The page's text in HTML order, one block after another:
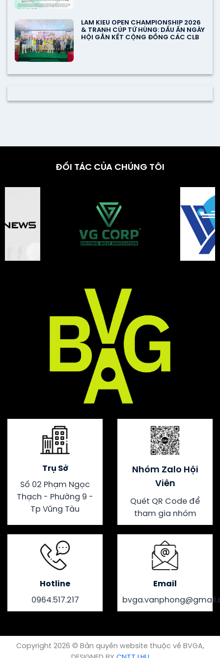
LAM KIEU OPEN CHAMPIONSHIP 2026
& TRANH CÚP TỨ HÙNG: DẤU ẤN NGÀY
HỘI GẮN KẾT CỘNG ĐỒNG CÁC CLB
ĐỐI TÁC CỦA CHÚNG TÔI
Trụ Sở
Số 02 Phạm Ngọc
Thạch - Phường 9 -
Tp Vũng Tàu
Nhóm Zalo Hội
Viên
Quét QR Code để
tham gia nhóm
Hotline
0964.517.217
Email
Copyright 2026 © Bản quyền website thuộc về BVGA,